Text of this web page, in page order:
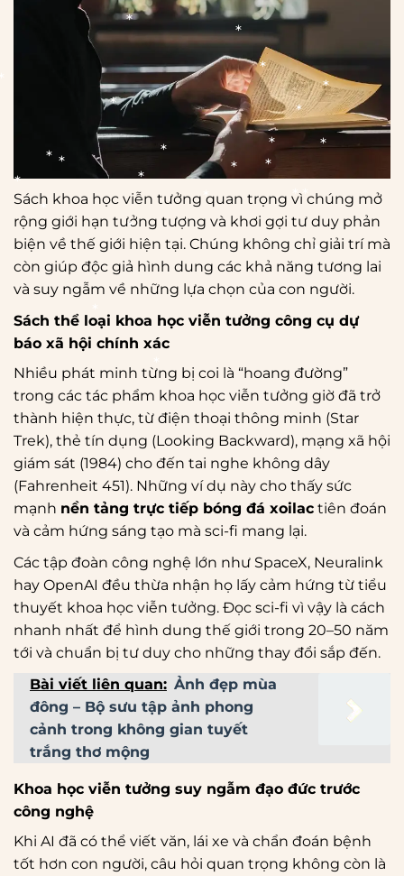
Sách khoa học viễn tưởng quan trọng vì chúng mở
rộng giới hạn tưởng tượng và khơi gợi tư duy phản
biện về thế giới hiện tại. Chúng không chỉ giải trí mà
còn giúp độc giả hình dung các khả năng tương lai
và suy ngẫm về những lựa chọn của con người.
Sách thể loại khoa học viễn tưởng công cụ dự
báo xã hội chính xác
Nhiều phát minh từng bị coi là “hoang đường”
trong các tác phẩm khoa học viễn tưởng giờ đã trở
thành hiện thực, từ điện thoại thông minh (Star
Trek), thẻ tín dụng (Looking Backward), mạng xã hội
giám sát (1984) cho đến tai nghe không dây
(Fahrenheit 451). Những ví dụ này cho thấy sức
mạnh nền tảng trực tiếp bóng đá xoilac tiên đoán
và cảm hứng sáng tạo mà sci-fi mang lại.
Các tập đoàn công nghệ lớn như SpaceX, Neuralink
hay OpenAI đều thừa nhận họ lấy cảm hứng từ tiểu
thuyết khoa học viễn tưởng. Đọc sci-fi vì vậy là cách
nhanh nhất để hình dung thế giới trong 20–50 năm
tới và chuẩn bị tư duy cho những thay đổi sắp đến.
Bài viết liên quan: Ảnh đẹp mùa
đông – Bộ sưu tập ảnh phong
cảnh trong không gian tuyết
trắng thơ mộng
Khoa học viễn tưởng suy ngẫm đạo đức trước
công nghệ
Khi AI đã có thể viết văn, lái xe và chẩn đoán bệnh
tốt hơn con người, câu hỏi quan trọng không còn là
* *
*
*
*
*
*
*
*
*
*
*
*
*
*
*
*
*
*
*
*
*
*
*
*
*